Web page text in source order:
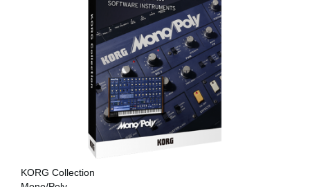
KORG Collection